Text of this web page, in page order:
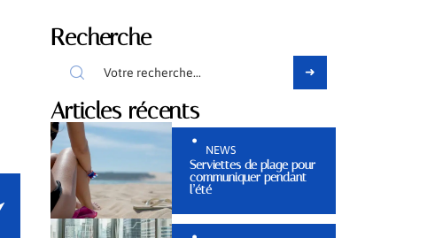
Recherche
Articles récents
NEWS
Serviettes de plage pour
communiquer pendant
l’été